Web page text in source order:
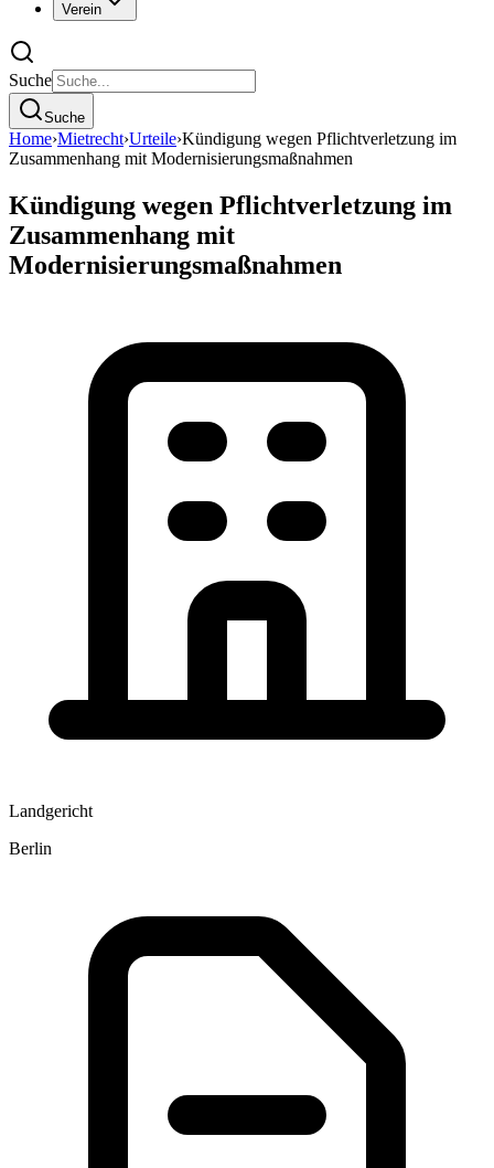
Verein
Suche
Suche
Home›Mietrecht›Urteile›Kündigung wegen Pflichtverletzung im
Zusammenhang mit Modernisierungsmaßnahmen
Kündigung wegen Pflichtverletzung im
Zusammenhang mit
Modernisierungsmaßnahmen
Landgericht
Berlin